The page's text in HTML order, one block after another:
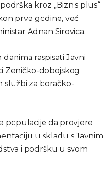
kroz „Biznis plus“
prve godine, već
Adnan Sirovica.
raspisati Javni
Zeničko-dobojskog
službi za boračko-
populacije da provjere
u skladu s Javnim
i podršku u svom